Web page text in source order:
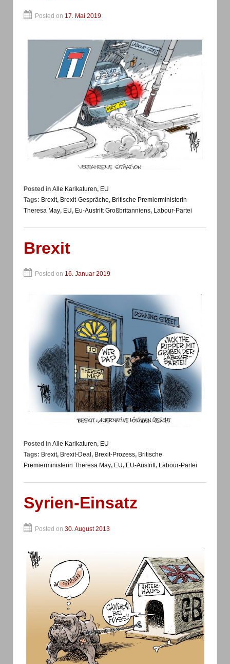
Posted on 17. Mai 2019
Posted in Alle Karikaturen, EU
Tags: Brexit, Brexit-Gespräche, Britische Premierministerin
Theresa May, EU, Eu-Austritt Großbritanniens, Labour-Partei
Brexit
Posted on 16. Januar 2019
Posted in Alle Karikaturen, EU
Tags: Brexit, Brexit-Deal , Brexit-Prozess, Britische
Premierministerin Theresa May, EU, EU-Austritt, Labour-Partei
Syrien-Einsatz
Posted on 30. August 2013